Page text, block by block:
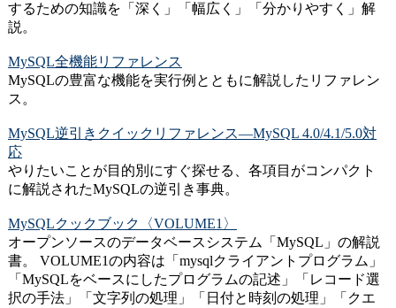
するための知識を「深く」「幅広く」「分かりやすく」解
説。
MySQL全機能リファレンス
MySQLの豊富な機能を実行例とともに解説したリファレン
ス。
MySQL逆引きクイックリファレンス―MySQL 4.0/4.1/5.0対
応
やりたいことが目的別にすぐ探せる、各項目がコンパクト
に解説されたMySQLの逆引き事典。
MySQLクックブック〈VOLUME1〉
オープンソースのデータベースシステム「MySQL」の解説
書。 VOLUME1の内容は「mysqlクライアントプログラム」
「MySQLをベースにしたプログラムの記述」「レコード選
択の手法」「文字列の処理」「日付と時刻の処理」「クエ